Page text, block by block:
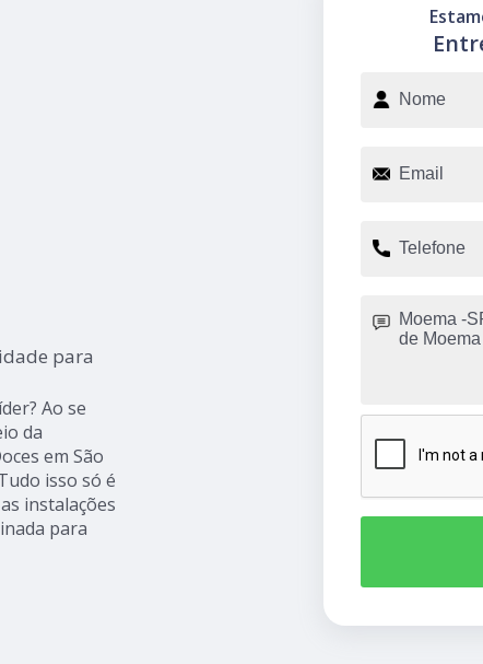
para
Ao se
da
em São
isso só é
instalações
para